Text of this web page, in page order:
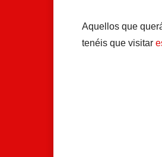
Aquellos que
tenéis que visitar